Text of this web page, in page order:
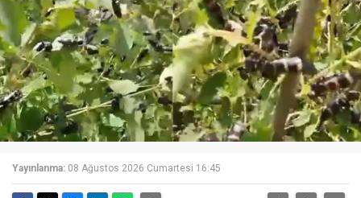
Yayınlanma: 08 Ağustos 2026 Cumartesi 16:45